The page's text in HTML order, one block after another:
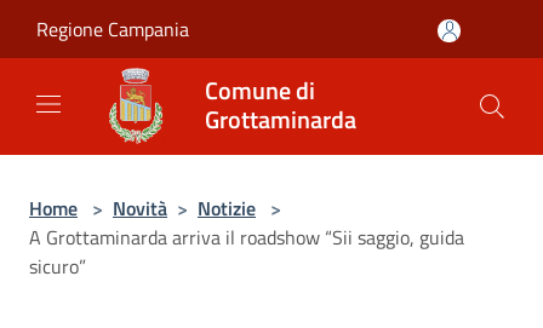
Regione Campania
Comune di
Grottaminarda
Home > Novità > Notizie >
A Grottaminarda arriva il roadshow “Sii saggio, guida
sicuro”